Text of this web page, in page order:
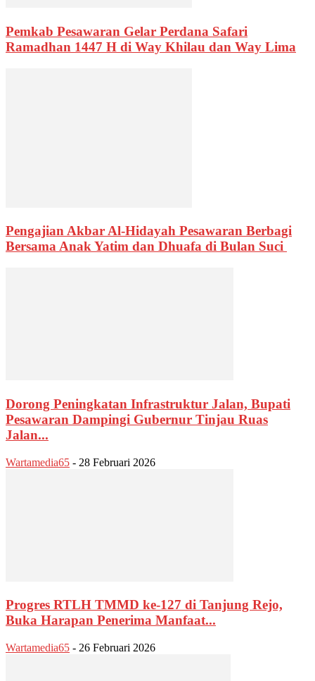
Pemkab Pesawaran Gelar Perdana Safari
Ramadhan 1447 H di Way Khilau dan Way Lima
Pengajian Akbar Al-Hidayah Pesawaran Berbagi
Bersama Anak Yatim dan Dhuafa di Bulan Suci
Dorong Peningkatan Infrastruktur Jalan, Bupati
Pesawaran Dampingi Gubernur Tinjau Ruas
Jalan...
Wartamedia65 - 28 Februari 2026
Progres RTLH TMMD ke-127 di Tanjung Rejo,
Buka Harapan Penerima Manfaat...
Wartamedia65 - 26 Februari 2026